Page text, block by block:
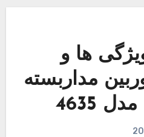
ها و
مداربسته
4635